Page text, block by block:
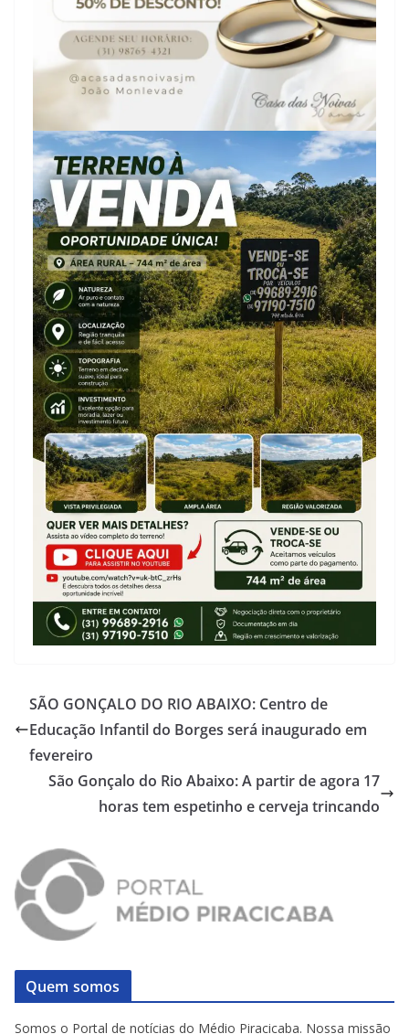
SÃO GONÇALO DO RIO ABAIXO: Centro de
Educação Infantil do Borges será inaugurado em
fevereiro
São Gonçalo do Rio Abaixo: A partir de agora 17
horas tem espetinho e cerveja trincando
Quem somos
Somos o Portal de notícias do Médio Piracicaba. Nossa missão